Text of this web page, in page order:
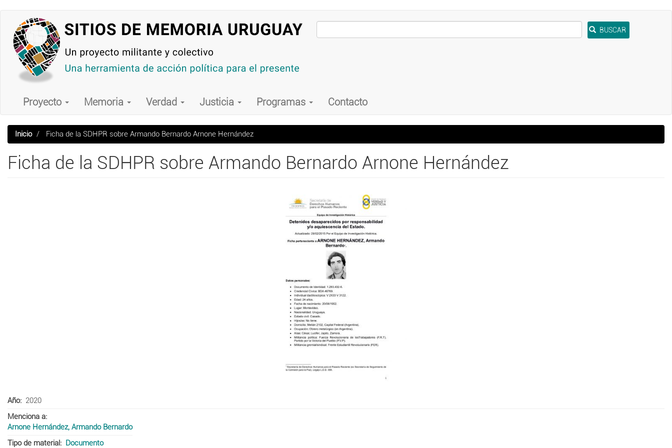
contenido
principal
BUSCAR
Main
navigation
Proyecto Memoria Verdad Justicia Programas Contacto
Inicio Ficha de la SDHPR sobre Armando Bernardo Arnone Hernández
Ficha de la SDHPR sobre Armando Bernardo Arnone Hernández
Año
2020
Menciona a
Arnone Hernández, Armando Bernardo
Tipo de material
Documento